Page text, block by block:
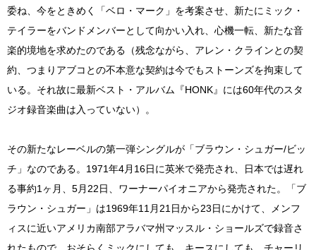
委ね、今をときめく「ベロ・マーク」を考案させ、新たにミック・
テイラーをバンドメンバーとして向かい入れ、心機一転、新たな音
楽的境地を求めたのである（残念ながら、アレン・クラインとの契
約、つまりアブコとの不本意な契約は今でもストーンズを拘束して
いる。それ故に最新ベスト・アルバム『HONK』には60年代のスタ
ジオ録音楽曲は入っていない）。
その新たなレーベルの第一弾シングルが「ブラウン・シュガー/ビッ
チ」なのである。1971年4月16日に英米で発売され、日本では遅れ
る事約1ヶ月、5月22日、ワーナーパイオニアから発売された。「ブ
ラウン・シュガー」は1969年11月21日から23日にかけて、メンフ
ィスに近いアメリカ南部アラバマ州マッスル・ショールズで録音さ